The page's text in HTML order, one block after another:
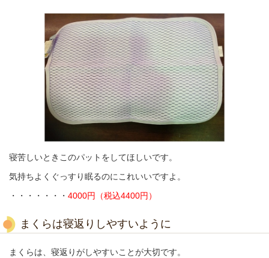
寝苦しいときこのパットをしてほしいです。
気持ちよくぐっすり眠るのにこれいいですよ。
・・・・・・・ 4000円（税込4400円）
まくらは寝返りしやすいように
まくらは、寝返りがしやすいことが大切です。